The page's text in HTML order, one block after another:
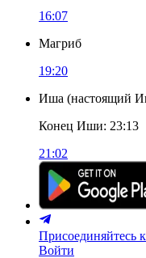
16:07
Магриб
19:20
Иша (настоящий
Конец Иши: 23:13
21:02
Присоединяйтесь
Войти